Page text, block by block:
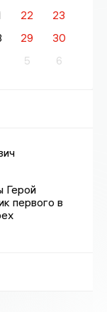
22
23
29
30
5 6
Герой
первого в